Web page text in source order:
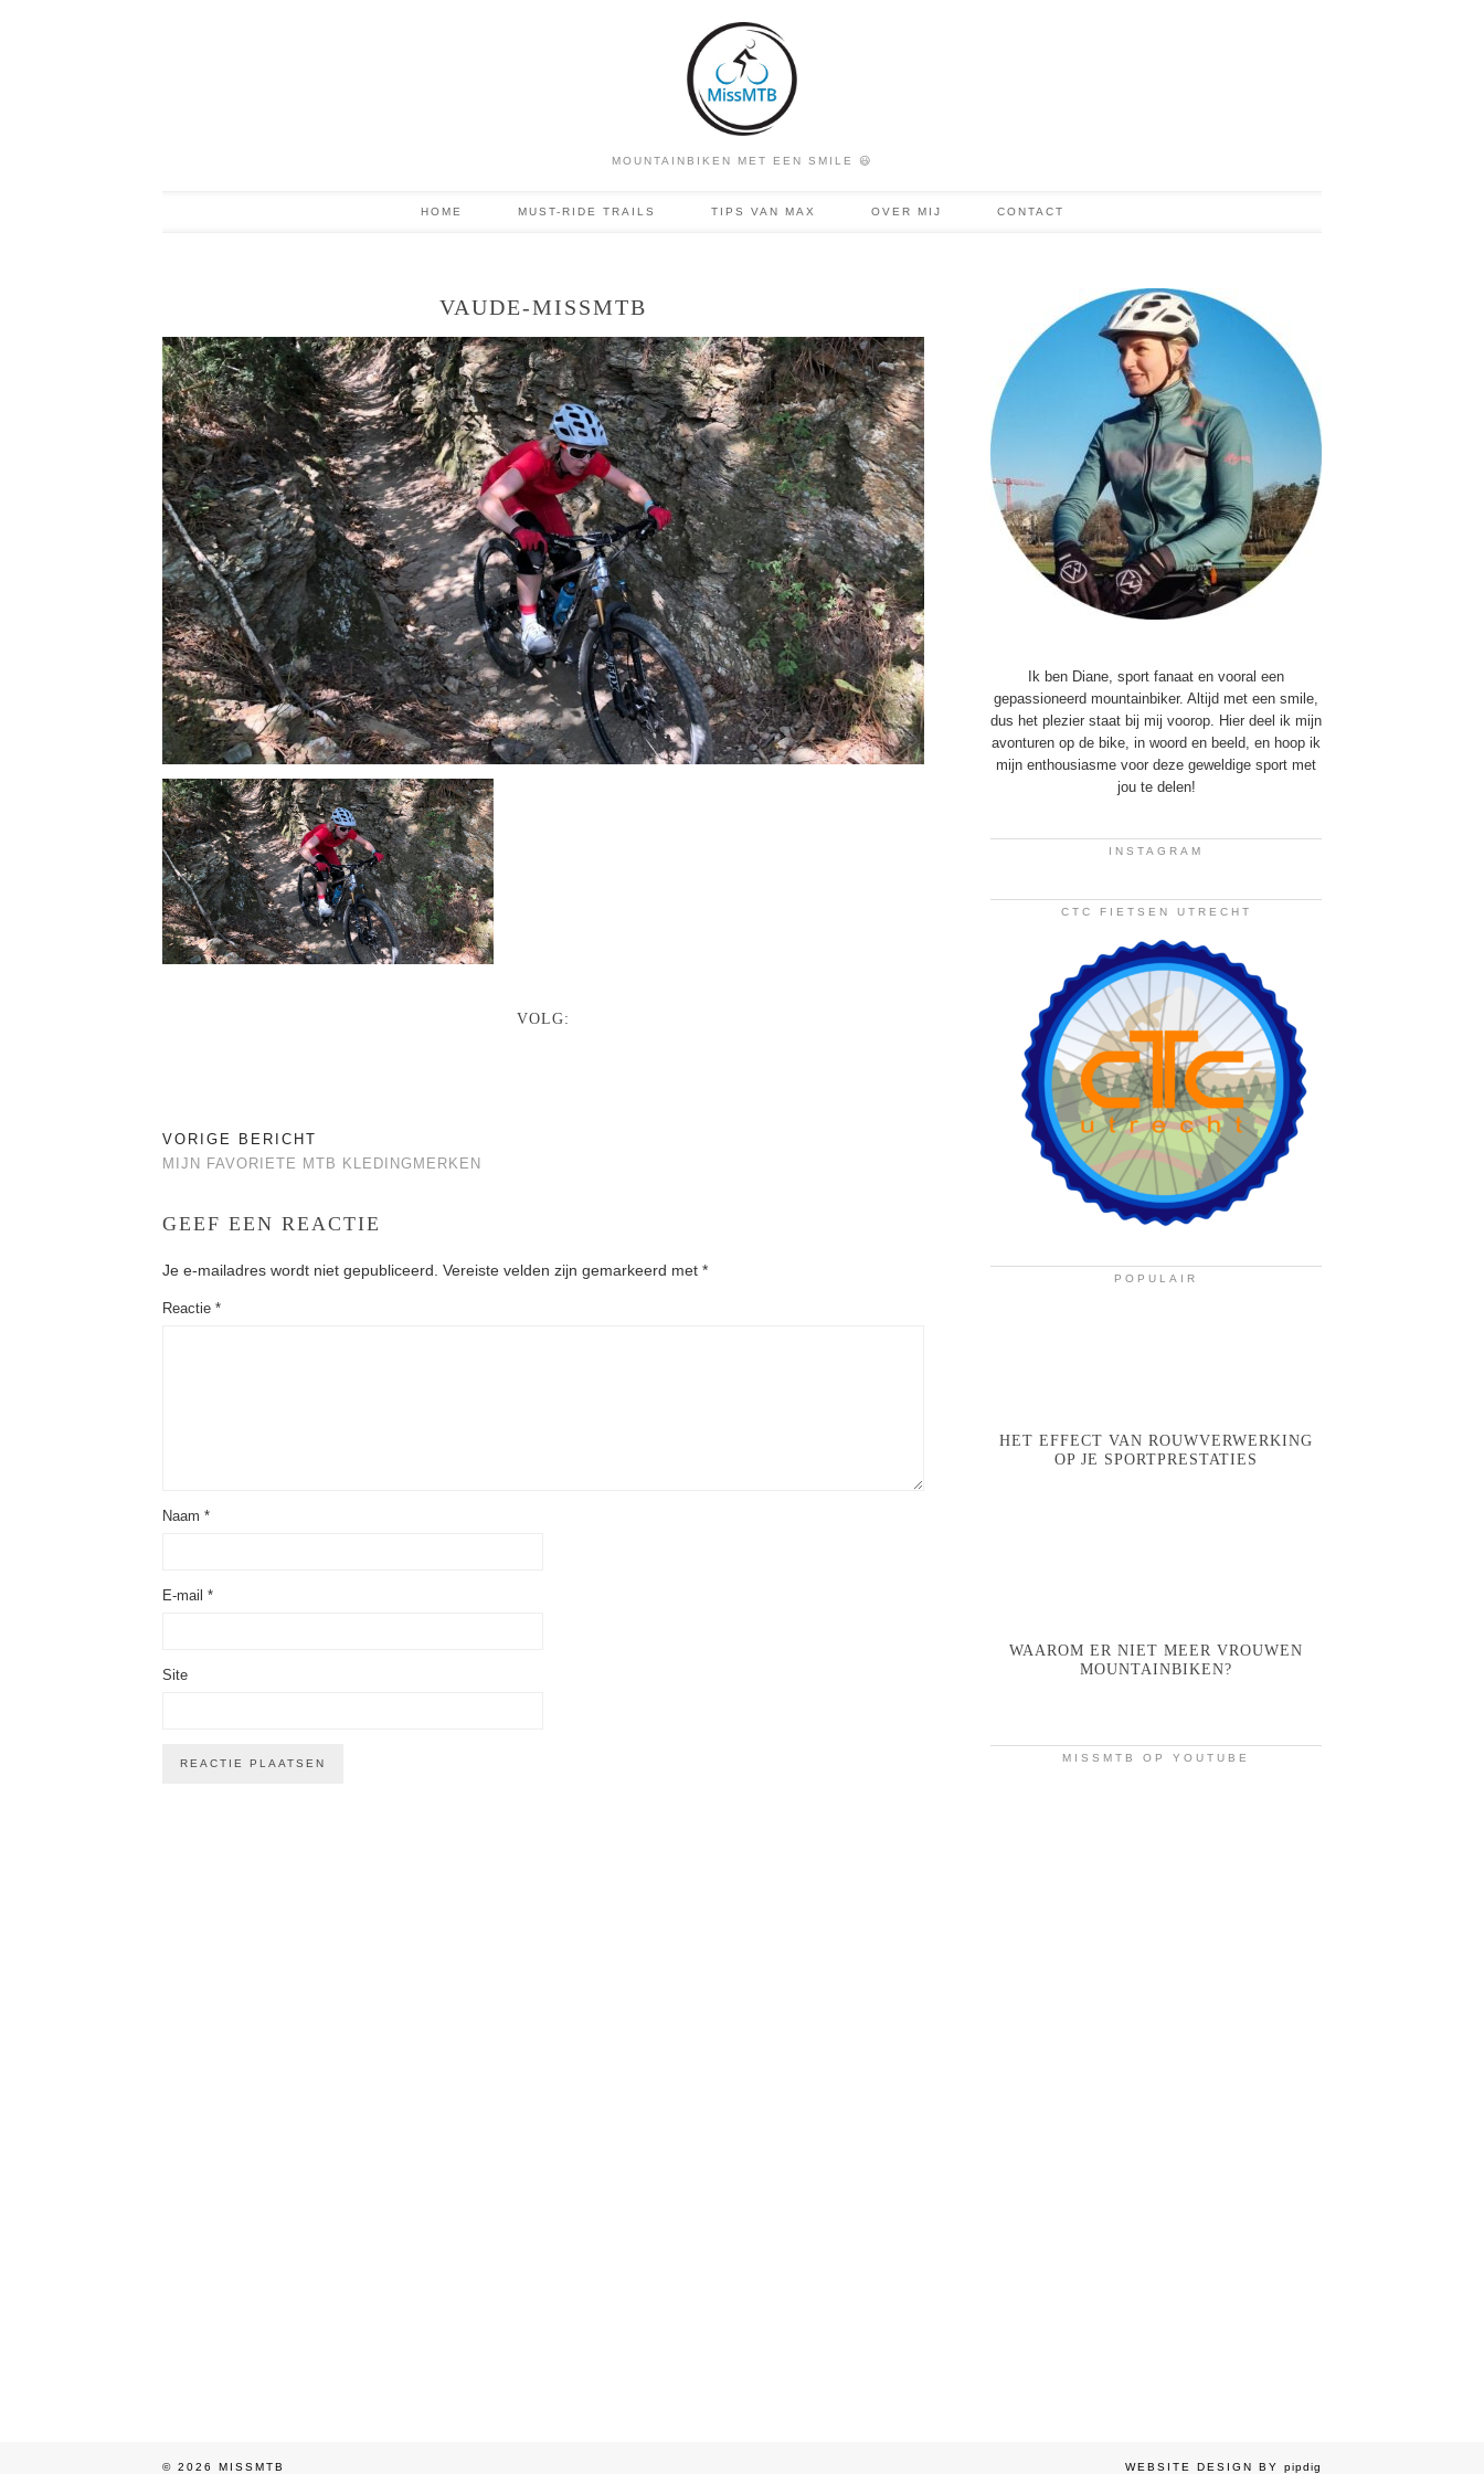
MOUNTAINBIKEN MET EEN SMILE 😃
HOME MUST-RIDE TRAILS TIPS VAN MAX OVER MIJ CONTACT
VAUDE-MISSMTB
VOLG:
VORIGE BERICHT
MIJN FAVORIETE MTB KLEDINGMERKEN
GEEF EEN REACTIE
Je e-mailadres wordt niet gepubliceerd. Vereiste velden zijn gemarkeerd met *
Reactie *
Naam *
E-mail *
Site
Ik ben Diane, sport fanaat en vooral een
gepassioneerd mountainbiker. Altijd met een smile,
dus het plezier staat bij mij voorop. Hier deel ik mijn
avonturen op de bike, in woord en beeld, en hoop ik
mijn enthousiasme voor deze geweldige sport met
jou te delen!
INSTAGRAM
CTC FIETSEN UTRECHT
POPULAIR
HET EFFECT VAN ROUWVERWERKING
OP JE SPORTPRESTATIES
WAAROM ER NIET MEER VROUWEN
MOUNTAINBIKEN?
MISSMTB OP YOUTUBE
© 2026 MISSMTB WEBSITE DESIGN BY pipdig